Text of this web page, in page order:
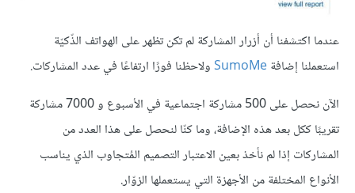
عندما اكتشفنا أن أزرار المشاركة لم تكن تظهر على الهواتف الذّكيّة
استعملنا إضافةSumoMeولاحظنا فورًا ارتفاعًا في عدد المشاركات.
الآن نحصل على 500 مشاركة اجتماعية في الأسبوع و 7000 مشاركة
تقريبًا ككل بعد هذه الإضافة، وما كنّا لنحصل على هذا العدد من
المشاركات إذا لم نأخذ بعين الاعتبار التصميم المُتجاوب الذي يناسب
الأنواع المختلفة من الأجهزة التي يستعملها الزوّار.